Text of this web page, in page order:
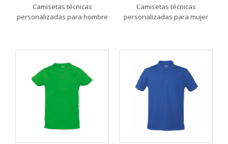
Camisetas técnicas
personalizadas para hombre
Camisetas técnicas
personalizadas para mujer